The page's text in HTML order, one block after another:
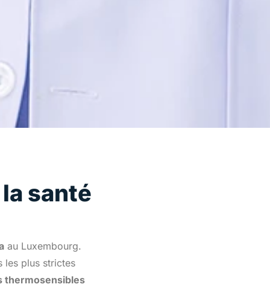
santé
au Luxembourg.
les plus strictes
thermosensibles